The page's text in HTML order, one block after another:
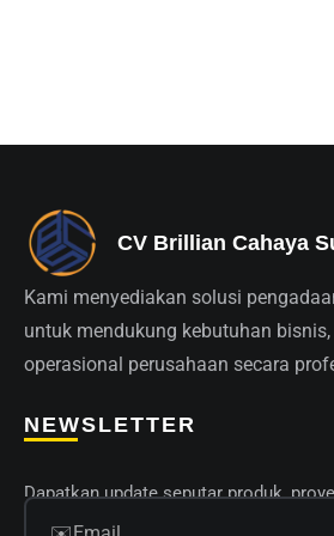
CV Brillian Cahaya
Kami menyediakan solusi
untuk mendukung kebutuhan bisnis,
operasional perusahaan secara
NEWSLETTER
Dapatkan update seputar produk,